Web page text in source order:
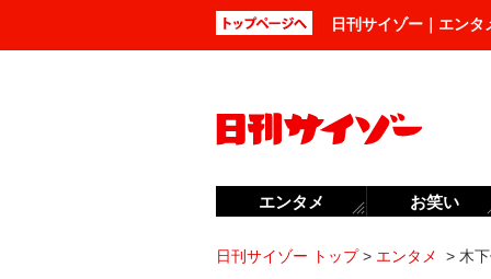
日刊サイゾー｜エン
日刊サイゾー トップ> エンタメ > 木
エンタメ お笑い